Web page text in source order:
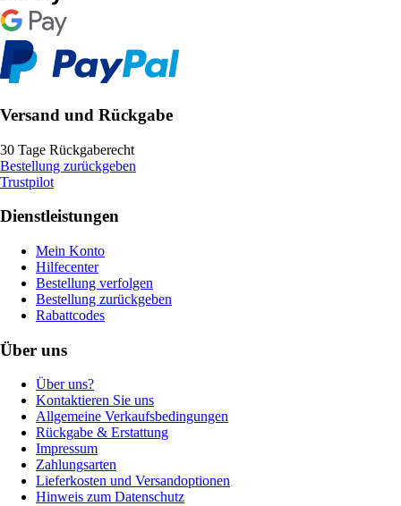
Versand und Rückgabe
30 Tage Rückgaberecht
Bestellung zurückgeben
Trustpilot
Dienstleistungen
Mein Konto
Hilfecenter
Bestellung verfolgen
Bestellung zurückgeben
Rabattcodes
Über uns
Über uns?
Kontaktieren Sie uns
Allgemeine Verkaufsbedingungen
Rückgabe & Erstattung
Impressum
Zahlungsarten
Lieferkosten und Versandoptionen
Hinweis zum Datenschutz